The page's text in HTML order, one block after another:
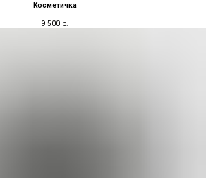
Косметичка
9 500 р.